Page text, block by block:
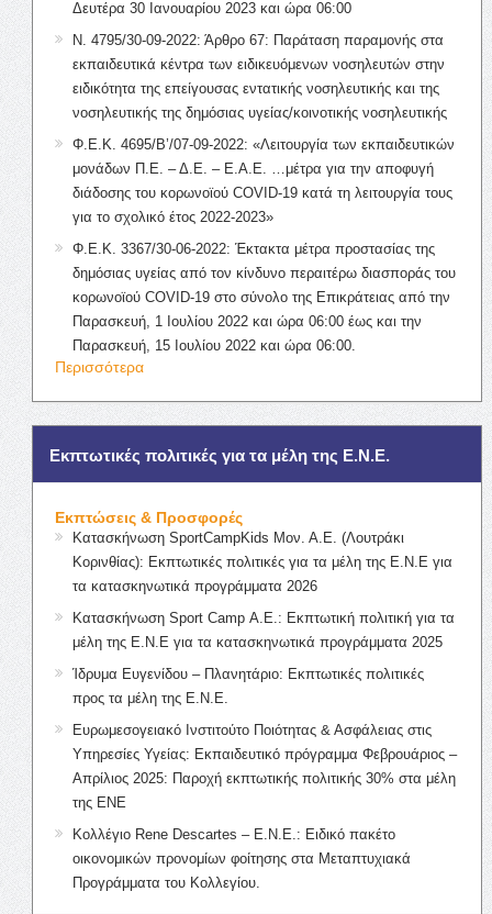
Δευτέρα 30 Ιανουαρίου 2023 και ώρα 06:00
Ν. 4795/30-09-2022: Άρθρο 67: Παράταση παραμονής στα
εκπαιδευτικά κέντρα των ειδικευόμενων νοσηλευτών στην
ειδικότητα της επείγουσας εντατικής νοσηλευτικής και της
νοσηλευτικής της δημόσιας υγείας/κοινοτικής νοσηλευτικής
Φ.Ε.Κ. 4695/Β’/07-09-2022: «Λειτουργία των εκπαιδευτικών
μονάδων Π.Ε. – Δ.Ε. – Ε.Α.Ε. …μέτρα για την αποφυγή
διάδοσης του κορωνοϊού COVID-19 κατά τη λειτουργία τους
για το σχολικό έτος 2022-2023»
Φ.Ε.Κ. 3367/30-06-2022: Έκτακτα μέτρα προστασίας της
δημόσιας υγείας από τον κίνδυνο περαιτέρω διασποράς του
κορωνοϊού COVID-19 στο σύνολο της Επικράτειας από την
Παρασκευή, 1 Ιουλίου 2022 και ώρα 06:00 έως και την
Παρασκευή, 15 Ιουλίου 2022 και ώρα 06:00.
Περισσότερα
Εκπτωτικές πολιτικές για τα μέλη της Ε.Ν.Ε.
Εκπτώσεις & Προσφορές
Κατασκήνωση SportCampKids Μον. Α.Ε. (Λουτράκι
Κορινθίας): Εκπτωτικές πολιτικές για τα μέλη της Ε.Ν.Ε για
τα κατασκηνωτικά προγράμματα 2026
Κατασκήνωση Sport Camp Α.Ε.: Εκπτωτική πολιτική για τα
μέλη της Ε.Ν.Ε για τα κατασκηνωτικά προγράμματα 2025
Ίδρυμα Ευγενίδου – Πλανητάριο: Εκπτωτικές πολιτικές
προς τα μέλη της Ε.Ν.Ε.
Ευρωμεσογειακό Ινστιτούτο Ποιότητας & Ασφάλειας στις
Υπηρεσίες Υγείας: Εκπαιδευτικό πρόγραμμα Φεβρουάριος –
Απρίλιος 2025: Παροχή εκπτωτικής πολιτικής 30% στα μέλη
της ΕΝΕ
Κολλέγιο Rene Descartes – Ε.Ν.Ε.: Ειδικό πακέτο
οικονομικών προνομίων φοίτησης στα Μεταπτυχιακά
Προγράμματα του Κολλεγίου.